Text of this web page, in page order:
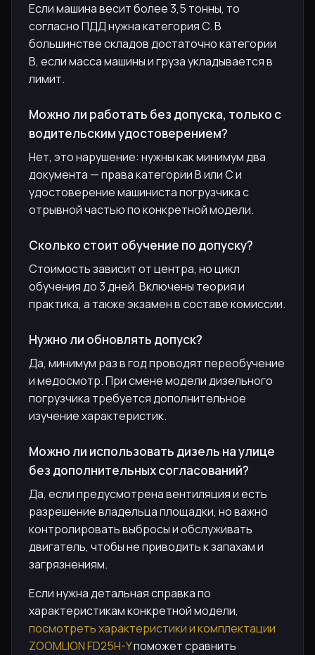
Если машина весит более 3,5 тонны, то
согласно ПДД нужна категория C. В
большинстве складов достаточно категории
B, если масса машины и груза укладывается в
лимит.
Можно ли работать без допуска, только с
водительским удостоверением?
Нет, это нарушение: нужны как минимум два
документа — права категории B или C и
удостоверение машиниста погрузчика с
отрывной частью по конкретной модели.
Сколько стоит обучение по допуску?
Стоимость зависит от центра, но цикл
обучения до 3 дней. Включены теория и
практика, а также экзамен в составе комиссии.
Нужно ли обновлять допуск?
Да, минимум раз в год проводят переобучение
и медосмотр. При смене модели дизельного
погрузчика требуется дополнительное
изучение характеристик.
Можно ли использовать дизель на улице
без дополнительных согласований?
Да, если предусмотрена вентиляция и есть
разрешение владельца площадки, но важно
контролировать выбросы и обслуживать
двигатель, чтобы не приводить к запахам и
загрязнениям.
Если нужна детальная справка по
характеристикам конкретной модели,
посмотреть характеристики и комплектации
ZOOMLION FD25H-Yпоможет сравнить